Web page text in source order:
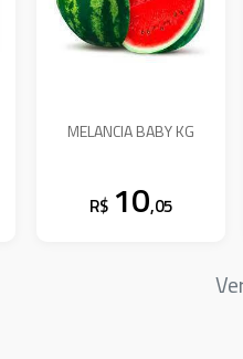
MELANCIA BABY KG
R$ 10,05